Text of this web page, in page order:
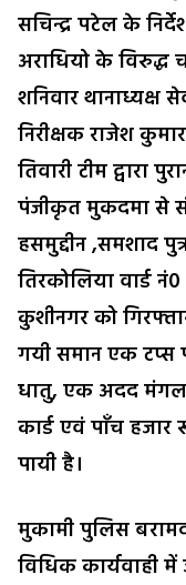
सचिन्द्र पटेल के
अराधियो के
शनिवार थानाध्यक्ष
निरीक्षक राजेश
तिवारी टीम द्वारा
पंजीकृत मुकदमा से
हसमुद्दीन ,समशाद
तिरकोलिया वार्ड
कुशीनगर को
गयी समान एक टप्स
धातु, एक अदद मंगल
कार्ड एवं पाँच
पायी है।
मुकामी पुलिस
विधिक कार्यवाही में